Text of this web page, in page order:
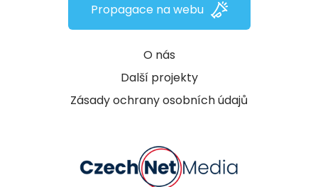
O nás
Další projekty
Zásady ochrany osobních údajů
Propagace na webu